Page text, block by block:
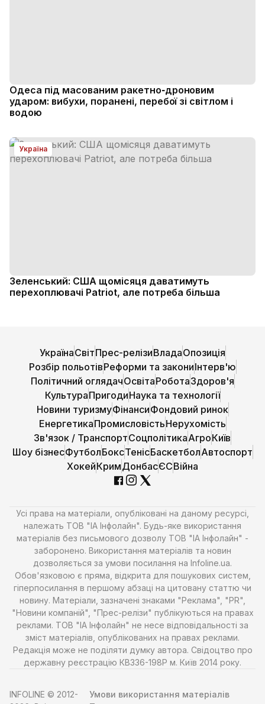
Одеса під масованим ракетно‑дроновим
ударом: вибухи, поранені, перебої зі світлом і
водою
Україна
Зеленський: США щомісяця даватимуть
перехоплювачі Patriot, але потреба більша
УкраїнаСвітПрес-релізиВладаОпозиція
Розбір польотівРеформи та закониІнтерв'ю
Політичний оглядачОсвітаРоботаЗдоров'я
КультураПригодиНаука та технології
Новини туризмуФінансиФондовий ринок
ЕнергетикаПромисловістьНерухомість
Зв'язок / ТранспортСоцполітикаАгроКиїв
Шоу бізнесФутболБоксТенісБаскетболАвтоспорт
ХокейКримДонбасЄСВійна
Усі права на матеріали, опубліковані на даному ресурсі,
належать ТОВ "ІА Інфолайн". Будь-яке використання
матеріалів без письмового дозволу ТОВ "ІА Інфолайн" -
заборонено. Використання матеріалів та новин
дозволяється за умови посилання на Infoline.ua.
Обов'язковою є пряма, відкрита для пошукових систем,
гіперпосилання в першому абзаці на цитовану статтю чи
новину. Матеріали, зазначені знаками "Реклама", "PR",
"Новини компаній", "Прес-релізи" публікуються на правах
реклами. ТОВ "ІА Інфолайн" не несе відповідальності за
зміст матеріалів, опублікованих на правах реклами.
Редакція може не поділяти думку автора. Свідоцтво про
державну реєстрацію КВ336-198Р м. Київ 2014 року.
INFOLINE © 2012-
Умови використання матеріалів